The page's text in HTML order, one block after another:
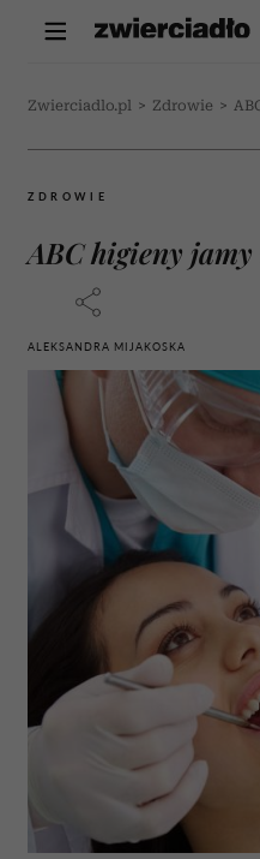
Zwierciadlo.pl > Zdrowie >
ZDROWIE
ABC higieny
ALEKSANDRA MIJAKOSKA